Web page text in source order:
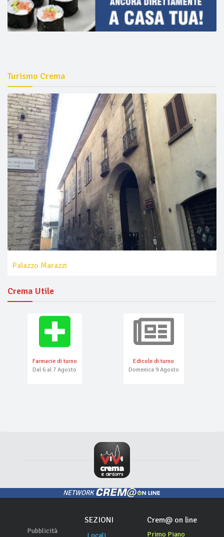
Turismo Crema
Palazzo Marazzi
Crema Utile
Farmacie di turno
Dal 6 al 7 Agosto
Edicole di turno
Domenica 9 Agosto
NETWORK
Pubblicità
SEZIONI Crem@ on line
Primo Piano